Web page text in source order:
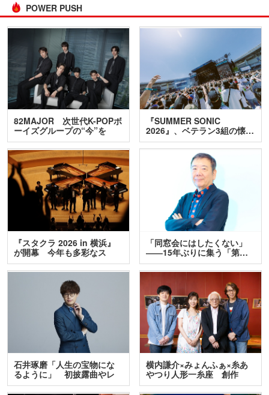
POWER PUSH
82MAJOR 次世代K-POPボ
ーイズグループの“今”を
訊…
『SUMMER SONIC
2026』、ベテラン3組の懐…
『スタクラ 2026 in 横浜』
が開幕 今年も多彩なス
テ…
「同窓会にはしたくない」
――15年ぶりに集う「第…
石井琢磨「人生の宝物にな
るように」 初披露曲やレ
ア…
横内謙介×みょんふぁ×糸あ
やつり人形一糸座 創作
人…